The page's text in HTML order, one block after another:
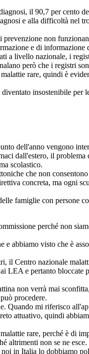
il 90,7 per cento
e alla difficoltà nel
non
e di informazione
a livello nazionale, i
però che i registri
rare, quindi è
insostenibile per
dell'anno vengono
dall'estero, il problema
scolastico.
che non
concreta, ma ogni
famiglie con persone
perché non
abbiamo visto che è
Centro nazionale
LEA e pertanto
non verrà mai
procedere.
Quando mi riferisco
attuativo, quindi
rare, perché è di
altrimenti non se ne esce.
in Italia lo dobbiamo